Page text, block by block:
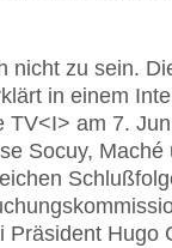
nicht zu sein.
in einem
TV<I> am 7.
Socuy, Maché
Präsident Hugo